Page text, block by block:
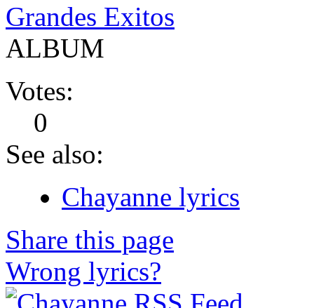
Grandes Exitos
ALBUM
Votes:
0
See also:
Chayanne lyrics
Share this page
Wrong lyrics?